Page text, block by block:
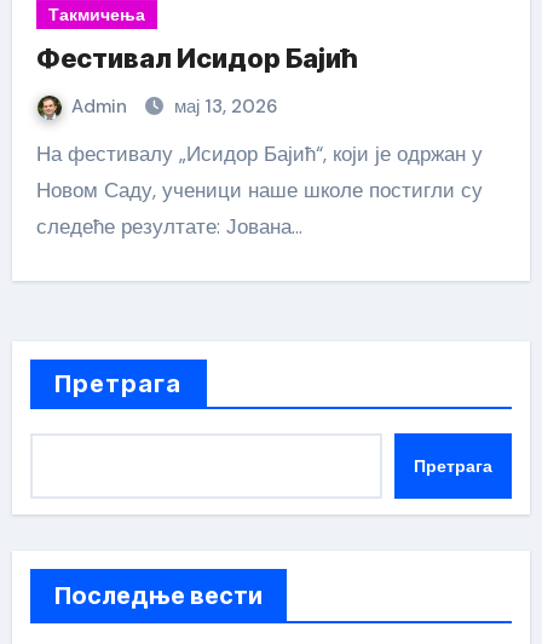
Такмичења
Фестивал Исидор Бајић
Admin мај 13, 2026
На фестивалу „Исидор Бајић“, који је одржан у
Новом Саду, ученици наше школе постигли су
следеће резултате: Јована…
Претрага
Претрага
Последње вести